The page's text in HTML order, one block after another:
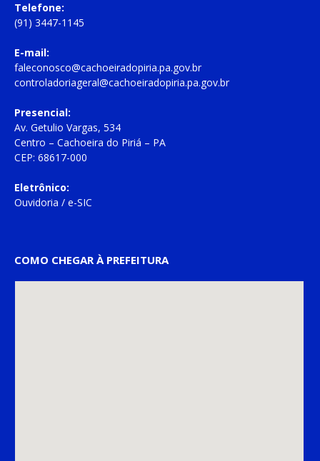
Telefone:
(91) 3447-1145
E-mail:
faleconosco@cachoeiradopiria.pa.gov.br
controladoriageral@cachoeiradopiria.pa.gov.br
Presencial:
Av. Getulio Vargas, 534
Centro – Cachoeira do Piriá – PA
CEP: 68617-000
Eletrônico:
Ouvidoria / e-SIC
COMO CHEGAR À PREFEITURA